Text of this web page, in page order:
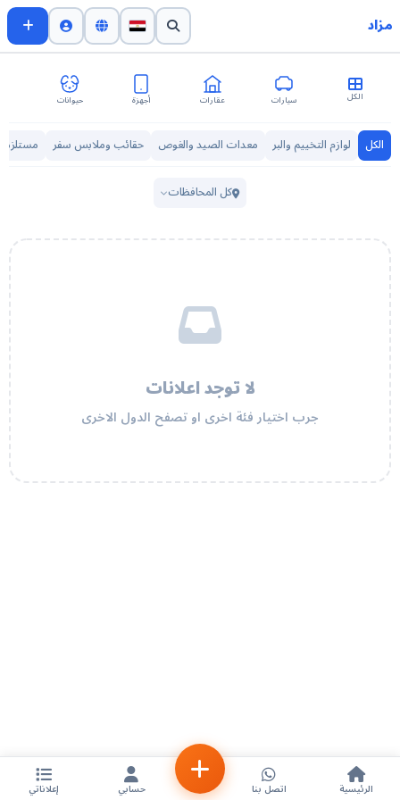
مزاد
الكل سيارات عقارات أجهزة حيوانات
الكل لوازم التخييم والبر معدات الصيد والغوص حقائب وملابس سفر
كل المحافظات
لا توجد اعلانات
جرب اختيار فئة اخرى او تصفح الدول الاخرى
الرئيسية اتصل بنا حسابي إعلاناتي